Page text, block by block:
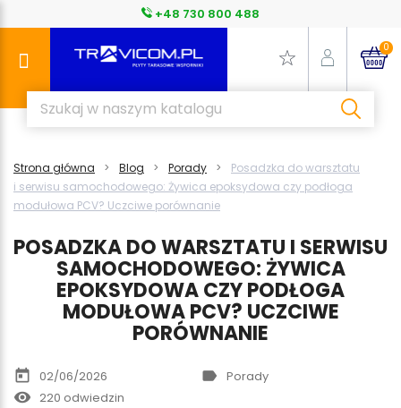
+48 730 800 488
0
Strona główna Blog Porady
Posadzka do warsztatu
i serwisu samochodowego: Żywica epoksydowa czy podłoga
modułowa PCV? Uczciwe porównanie
POSADZKA DO WARSZTATU I SERWISU
SAMOCHODOWEGO: ŻYWICA
EPOKSYDOWA CZY PODŁOGA
MODUŁOWA PCV? UCZCIWE
PORÓWNANIE
today 02/06/2026 label Porady
remove_red_eye 220 odwiedzin